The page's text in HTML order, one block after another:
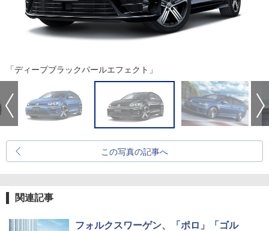
「ディープブラックパールエフェクト」
この写真の記事へ
関連記事
フォルクスワーゲン、「ポロ」「ゴル